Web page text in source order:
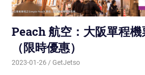
Peach 航空：大阪單程機
（限時優惠）
2023-01-26 GetJetso